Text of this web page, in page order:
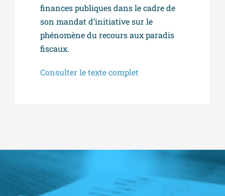
finances publiques dans le cadre de
son mandat d’initiative sur le
phénomène du recours aux paradis
fiscaux.
Consulter le texte complet